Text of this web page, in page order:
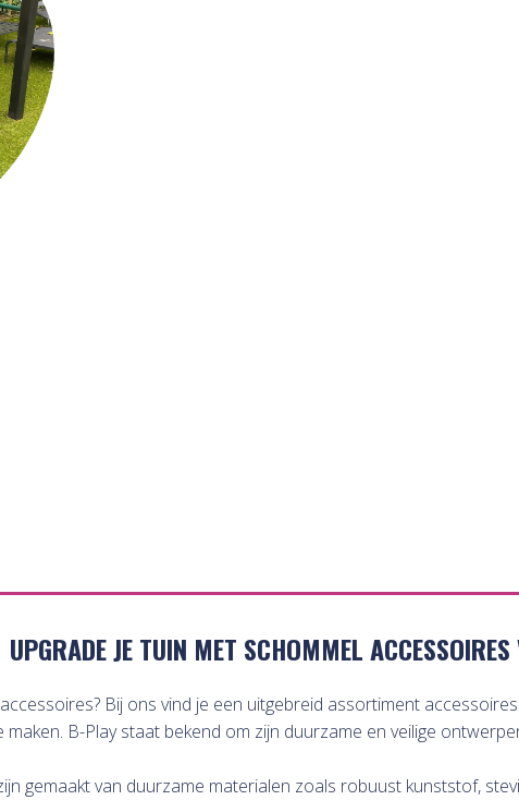
UPGRADE JE TUIN MET SCHOMMEL
Bij ons vind je een uitgebreid assortiment
maken. B-Play staat bekend om zijn duurzame en veilige
gemaakt van duurzame materialen zoals robuust kunststof,